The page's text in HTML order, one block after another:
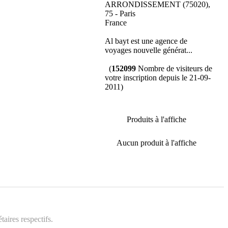
ARRONDISSEMENT (75020),
75 - Paris
France
Al bayt est une agence de
voyages nouvelle générat...
(152099Nombre de visiteurs de
votre inscription depuis le 21-09-
2011)
Produits à l'affiche
Aucun produit à l'affiche
respectifs.